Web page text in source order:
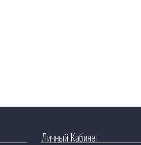
Личный Кабинет